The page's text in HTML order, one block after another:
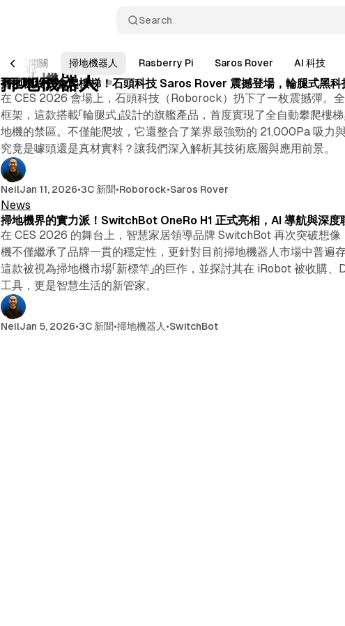
Search
智慧開關 掃地機器人 Rasberry Pi Saros Rover AI 科技
2 posts
掃地機器人
Posts
News
掃地機終於會爬樓梯！石頭科技 Saros Rover 震撼登場，輪腿式黑科
在 CES 2026 會場上，石頭科技（Roborock）扔下了一枚震撼彈。
框架，這款搭載「輪腿式」設計的旗艦產品，首度實現了全自動攀爬
地機的禁區。不僅能爬坡，它還整合了業界最強勁的 21,000Pa 吸力
究竟是噱頭還是真材實料？讓我們深入解析其技術底層與應用前景。
NeilJan 11, 2026•3C 新聞•Roborock•Saros Rover
News
掃地機界的實力派！SwitchBot OneRo H1 正式亮相，AI 導航與深度
在 CES 2026 的舞台上，智慧家居領導品牌 SwitchBot 再次突破想
機不僅繼承了品牌一貫的穩定性，更針對目前掃地機器人市場中普遍存
這款被視為掃地機市場「新標竿」的巨作，並探討其在 iRobot 被收購
工具，更是智慧生活的新管家。
NeilJan 5, 2026•3C 新聞•掃地機器人 •SwitchBot